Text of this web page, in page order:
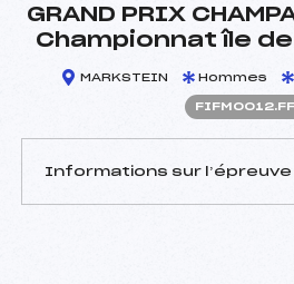
GRAND PRIX
Championnat île
MARKSTEIN Hommes
Informations sur l’épreuve